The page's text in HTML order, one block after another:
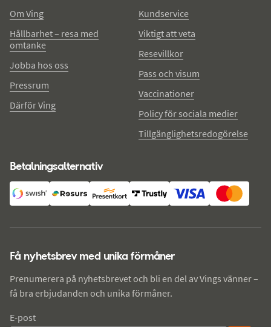
Om Ving
Hållbarhet – resa med
omtanke
Jobba hos oss
Pressrum
Därför Ving
Kundservice
Viktigt att veta
Resevillkor
Pass och visum
Vaccinationer
Policy för sociala medier
Tillgänglighetsredogörelse
Betalningsalternativ
Få nyhetsbrev med unika förmåner
Prenumerera på nyhetsbrevet och bli en del av Vings vänner –
få bra erbjudanden och unika förmåner.
E-post